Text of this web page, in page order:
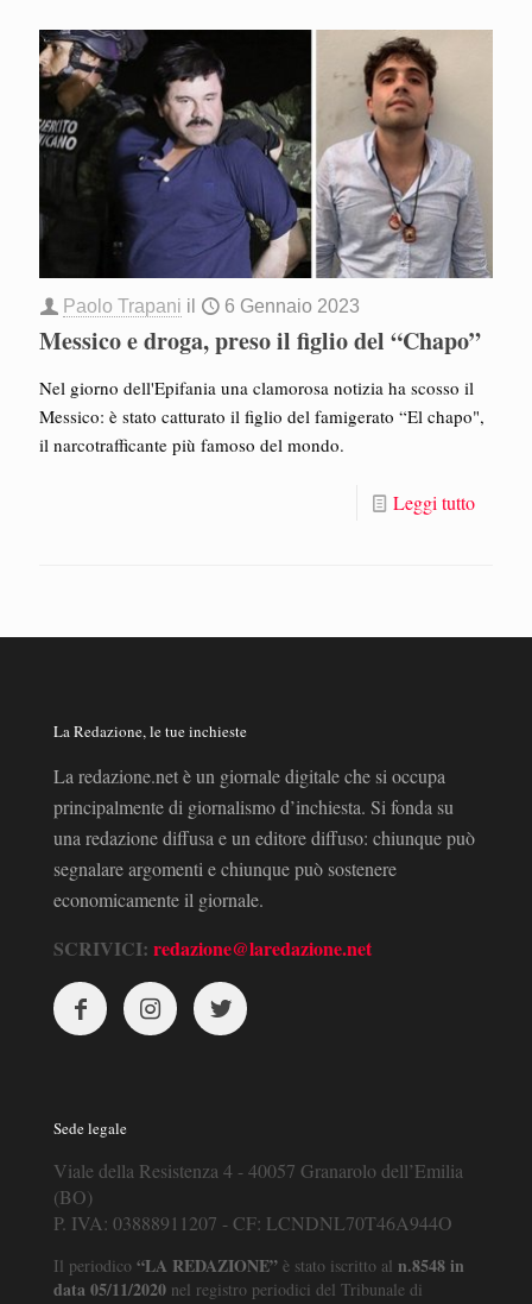
Paolo Trapani il 6 Gennaio 2023
Messico e droga, preso il figlio del “Chapo”
Nel giorno dell'Epifania una clamorosa notizia ha scosso il
Messico: è stato catturato il figlio del famigerato “El chapo",
il narcotrafficante più famoso del mondo.
Leggi tutto
La Redazione, le tue inchieste
La redazione.net è un giornale digitale che si occupa
principalmente di giornalismo d’inchiesta. Si fonda su
una redazione diffusa e un editore diffuso: chiunque può
segnalare argomenti e chiunque può sostenere
economicamente il giornale.
SCRIVICI: redazione@laredazione.net
Sede legale
Viale della Resistenza 4 - 40057 Granarolo dell’Emilia
(BO)
P. IVA: 03888911207 - CF: LCNDNL70T46A944O
Il periodico “LA REDAZIONE” è stato iscritto al n.8548 in
data 05/11/2020 nel registro periodici del Tribunale di